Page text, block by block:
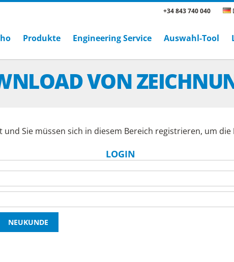
+34 843 740 040
Produkte Engineering Service Auswahl-Tool
VON
Sie müssen sich in diesem Bereich registrieren, um
LOGIN